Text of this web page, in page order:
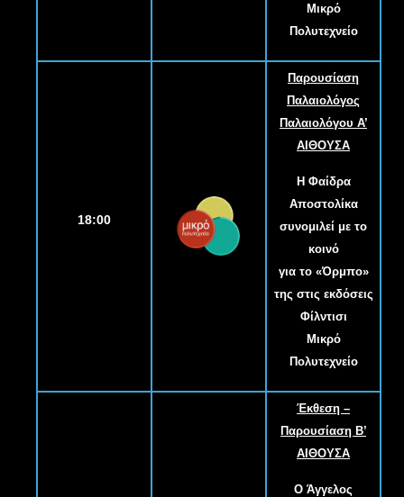
Μικρό
Πολυτεχνείο
18:00
Παρουσίαση
Παλαιολόγος
Παλαιολόγου Α’
ΑΙΘΟΥΣΑ
Η Φαίδρα
Αποστολίκα
συνομιλεί με το
κοινό
για το «Όρμπο»
της στις εκδόσεις
Φίλντισι
Μικρό
Πολυτεχνείο
Έκθεση –
Παρουσίαση Β’
ΑΙΘΟΥΣΑ
Ο Άγγελος